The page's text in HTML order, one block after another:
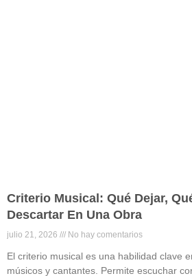
Criterio Musical: Qué Dejar,
Descartar En Una Obra
julio 21, 2026 No hay comentarios
El criterio musical es una habilidad clave
músicos y cantantes. Permite escuchar